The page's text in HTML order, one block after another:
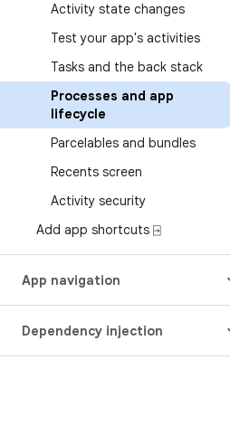
Activity state changes
Test your app's activities
Tasks and the back stack
Processes and app
lifecycle
Parcelables and bundles
Recents screen
Activity security
Add app shortcuts ⍈
App navigation
Dependency injection